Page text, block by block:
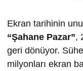
Ekran tarihinin
“Şahane Pazar”,
geri dönüyor.
milyonları ekran